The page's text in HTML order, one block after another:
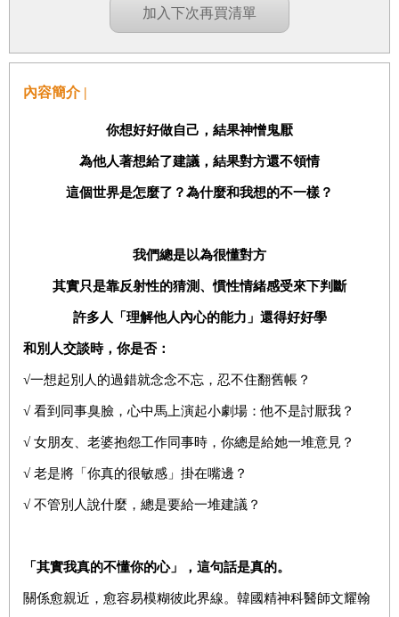
加入下次再買清單
內容簡介 |
你想好好做自己，結果神憎鬼厭
為他人著想給了建議，結果對方還不領情
這個世界是怎麼了？為什麼和我想的不一樣？
我們總是以為很懂對方
其實只是靠反射性的猜測、慣性情緒感受來下判斷
許多人「理解他人內心的能力」還得好好學
和別人交談時，你是否：
√一想起別人的過錯就念念不忘，忍不住翻舊帳？
√ 看到同事臭臉，心中馬上演起小劇場：他不是討厭我？
√ 女朋友、老婆抱怨工作同事時，你總是給她一堆意見？
√ 老是將「你真的很敏感」掛在嘴邊？
√ 不管別人說什麼，總是要給一堆建議？
「其實我真的不懂你的心」，這句話是真的。
關係愈親近，愈容易模糊彼此界線。韓國精神科醫師文耀翰